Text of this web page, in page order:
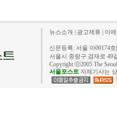
뉴스소개 광고제휴 이
신문등록: 서울 아00174
서울시 중랑구 겸재로 49
Copyright ⓒ2005 The
서울포스트 자체기사는